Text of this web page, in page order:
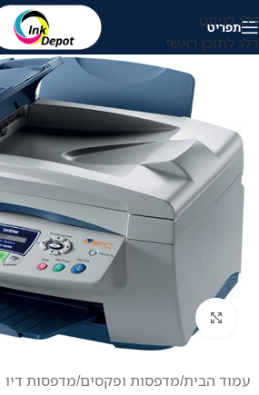
דלג לניווט
דלג לתוכן ראשי
תפריט
לחץ להגדלה
עמוד הבית/מדפסות ופקסים/מדפסות דיו